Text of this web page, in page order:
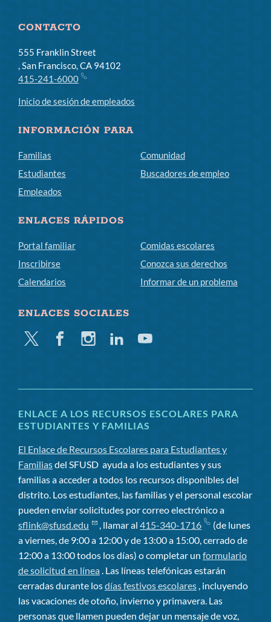
CONTACTO
555 Franklin Street
, San Francisco, CA 94102
415-241-6000
Inicio de sesión de empleados
INFORMACIÓN PARA
Familias
Estudiantes
Empleados
Comunidad
Buscadores de empleo
ENLACES RÁPIDOS
Portal familiar
Inscribirse
Calendarios
Comidas escolares
Conozca sus derechos
Informar de un problema
ENLACES SOCIALES
Gorjeo FacebookInstagramLinkedInYouTube
ENLACE A LOS RECURSOS ESCOLARES PARA
ESTUDIANTES Y FAMILIAS
El Enlace de Recursos Escolares para Estudiantes y
Familiasdel SFUSD ayuda a los estudiantes y sus
familias a acceder a todos los recursos disponibles del
distrito. Los estudiantes, las familias y el personal escolar
pueden enviar solicitudes por correo electrónico a
sflink@sfusd.edu
, llamar al415-340-1716
(de lunes
a viernes, de 9:00 a 12:00 y de 13:00 a 15:00, cerrado de
12:00 a 13:00 todos los días) o completar un formulario
de solicitud en línea. Las líneas telefónicas estarán
cerradas durante losdías festivos escolares , incluyendo
las vacaciones de otoño, invierno y primavera. Las
personas que llamen pueden dejar un mensaje de voz,